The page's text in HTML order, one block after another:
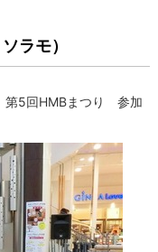
ラモ）
5回HMBまつり 参加